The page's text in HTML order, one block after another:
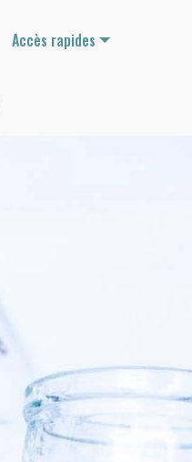
Accès rapides